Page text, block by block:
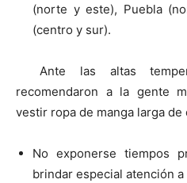
(norte y este), Puebla
(centro y sur).
Ante las altas
recomendaron a la gente
vestir ropa de manga larga de
No exponerse tiempos
brindar especial atención